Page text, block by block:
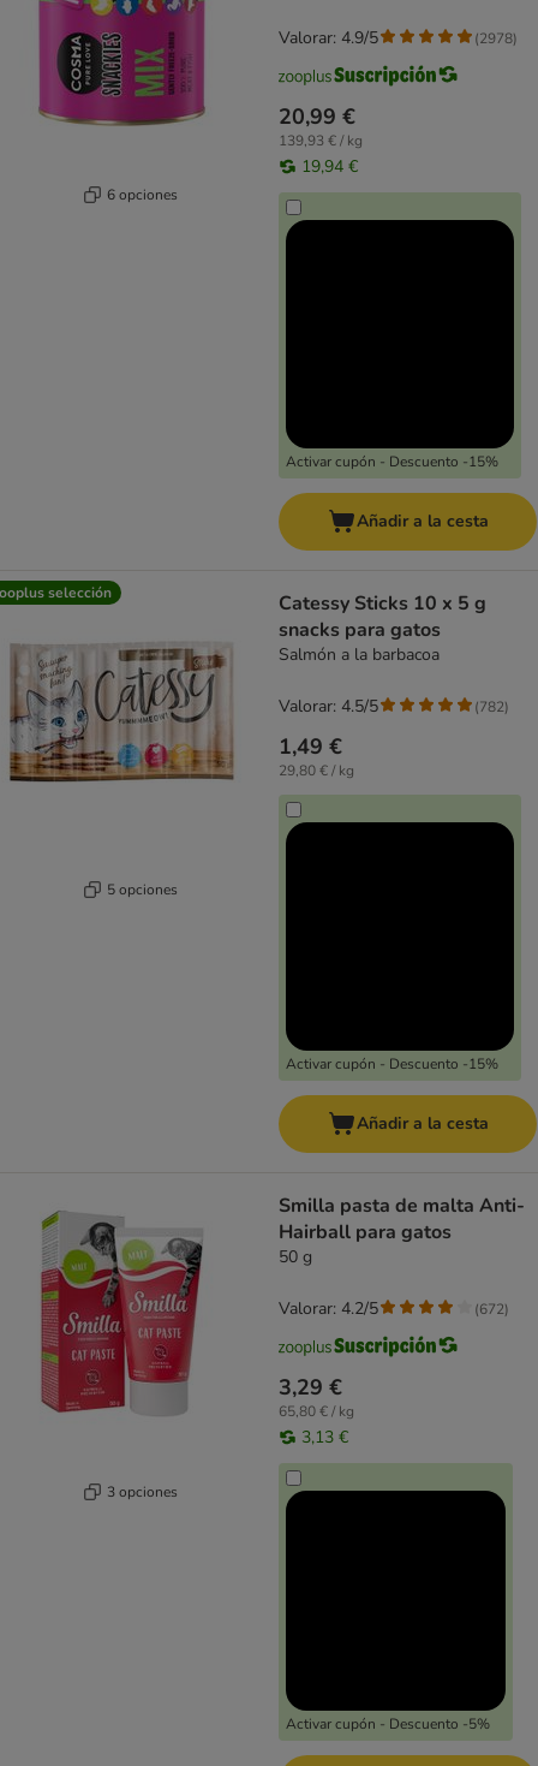
6 opciones
20,99 €
139,93 € / kg
19,94 €
Activar cupón - Descuento -15%
Valorar: 4.9/5 (2978)
Añadir a la cesta
selección
5 opciones
Catessy Sticks 10 x 5 g
snacks para gatos
Salmón a la barbacoa
1,49 €
29,80 € / kg
Activar cupón - Descuento -15%
Valorar: 4.5/5 (782)
Añadir a la cesta
3 opciones
Smilla pasta de malta Anti-
Hairball para gatos
50 g
3,29 €
65,80 € / kg
3,13 €
Activar cupón - Descuento -5%
Valorar: 4.2/5 (672)